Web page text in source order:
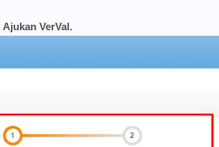
Ajukan VerVal.